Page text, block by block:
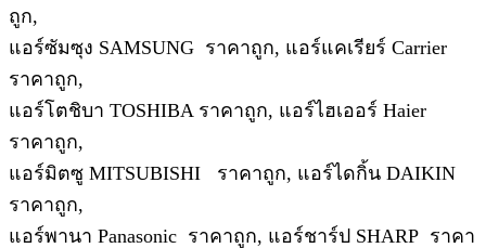
ถูก,
แอร์ซัมซุง SAMSUNG ราคาถูก, แอร์แคเรียร์ Carrier
ราคาถูก,
แอร์โตชิบา TOSHIBA ราคาถูก, แอร์ไฮเออร์ Haier
ราคาถูก,
แอร์มิตซู MITSUBISHI ราคาถูก, แอร์ไดกิ้น DAIKIN
ราคาถูก,
แอร์พานา Panasonic ราคาถูก, แอร์ชาร์ป SHARP ราคา